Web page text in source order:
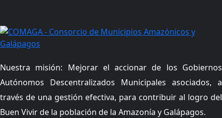
Nuestra misión: Mejorar el accionar de los Gobiernos
Autónomos Descentralizados Municipales asociados, a
través de una gestión efectiva, para contribuir al logro del
Buen Vivir de la población de la Amazonía y Galápagos.